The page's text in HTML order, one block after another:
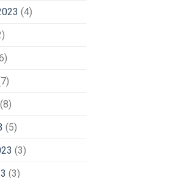
(4)
(8)
(5)
(3)
(3)